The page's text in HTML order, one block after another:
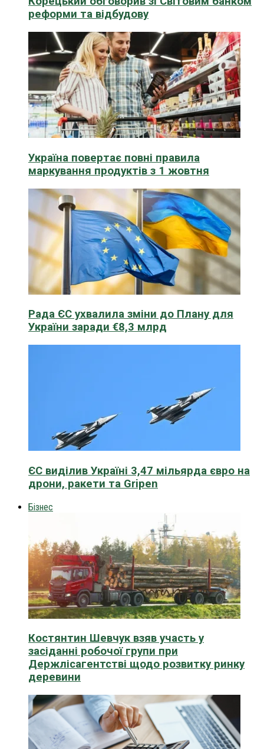
реформи та відбудову
Україна повертає повні правила
маркування продуктів з 1 жовтня
Рада ЄС ухвалила зміни до Плану для
України заради €8,3 млрд
ЄС виділив Україні 3,47 мільярда євро на
дрони, ракети та Gripen
Бізнес
Костянтин Шевчук взяв участь у
засіданні робочої групи при
Держлісагентстві щодо розвитку ринку
деревини